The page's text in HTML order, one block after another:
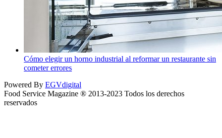
Cómo elegir un horno industrial al reformar un restaurante sin
cometer errores
Powered By EGVdigital
Food Service Magazine ® 2013-2023 Todos los derechos
reservados